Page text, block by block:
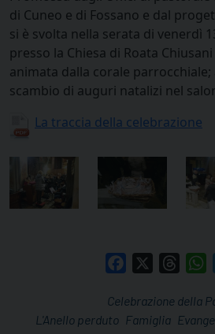
di Cuneo e di Fossano e dal
si è svolta nella serata di venerdì
presso la Chiesa di Roata
animata dalla corale
scambio di auguri natalizi nel
La traccia della celebrazione
Facebook
Celebrazione della
Famiglia
L'Anello perduto